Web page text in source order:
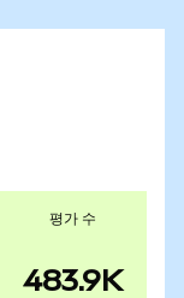
평가 수
483.9K